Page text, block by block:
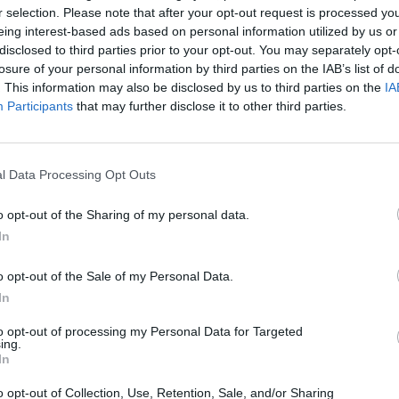
selection. Please note that after your opt-out request is processed
interest-based ads based on personal information utilized by us
to third parties prior to your opt-out. You may separately
of your personal information by third parties on the IAB’s list of
This information may also be disclosed by us to third parties on the
Participants that may further disclose it to other third parties.
Data Processing Opt Outs
opt-out of the Sharing of my personal data.
opt-out of the Sale of my Personal Data.
opt-out of processing my Personal Data for Targeted
opt-out of Collection, Use, Retention, Sale, and/or Sharing
! Rien de pire que le grignotage après 22
(enfin, si, le grignotage en pleine nuit!), et il est
de dire adieu à ce vilain réflexe ! Car c'est
après cette heure que le corps commence à
errer dans son lit, en flânant d'une application à
que l'heure que vous passez chaque matin à
pouvez la passer à aller marcher/courir/faire
Vous vous sentirez plus en forme pour aller
vous aurez de moins en moins de pulsions de
moins parlant tout d'un coup, mais vous verrez,
merci !
fait grossir ! Moins on dort et plus on mange. Le
c'est que le corps travaille au ralenti, brûlage
graisseuses s'activent correctement, il est